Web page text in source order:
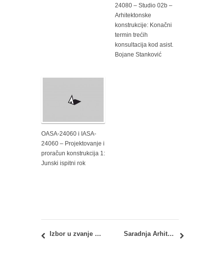
24080 – Studio 02b –
Arhitektonske
konstrukcije: Konačni
termin trećih
konsultacija kod asist.
Bojane Stanković
OASA-24060 i IASA-
24060 – Projektovanje i
proračun konstrukcija 1:
Junski ispitni rok
Izbor u zvanje docenta: dr Ivan Simić, mast.inž.arh. Saradnja Arhitektonskog fakulteta sa festivalom Resonate 2018